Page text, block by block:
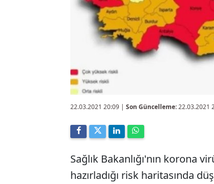
22.03.2021 20:09 | Son Güncelleme:22.03.2021
Sağlık Bakanlığı'nın korona
hazırladığı risk haritasında